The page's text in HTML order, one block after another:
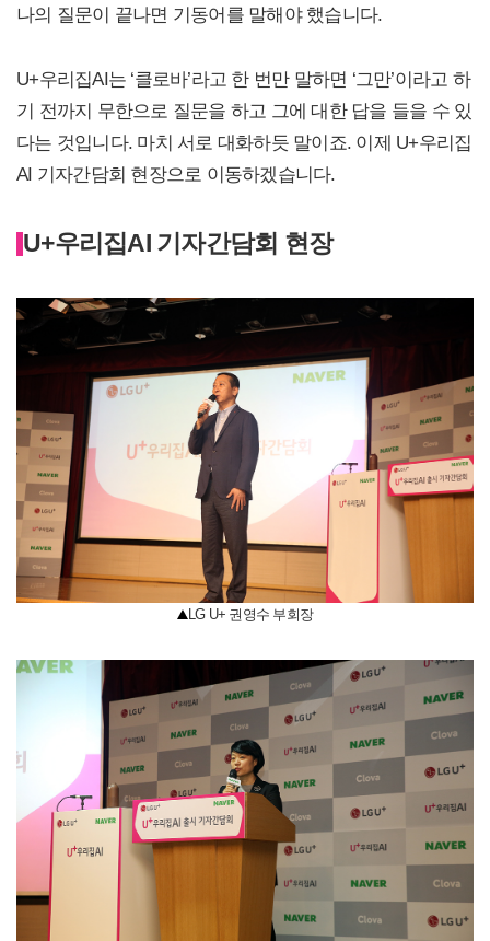
나의 질문이 끝나면 기동어를 말해야 했습니다.
U+우리집AI는 ‘클로바’라고 한 번만 말하면 ‘그만’이라고 하
기 전까지 무한으로 질문을 하고 그에 대한 답을 들을 수 있
다는 것입니다. 마치 서로 대화하듯 말이죠. 이제 U+우리집
AI 기자간담회 현장으로 이동하겠습니다.
U+우리집AI 기자간담회 현장
LG U+ 권영수 부회장